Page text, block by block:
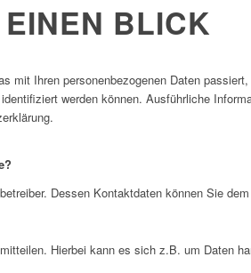
BLICK
mit Ihren personenbezogenen Daten
werden können. Ausführliche
Dessen Kontaktdaten können Sie
Hierbei kann es sich z.B. um Daten